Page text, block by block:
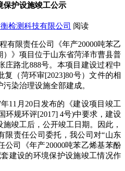
保护设施竣工公示
检测科技有限公司 阅读
有限责任公司《年产20000吨苯乙
）》项目 位于山东省菏泽市曹县普
庄路北888号。本项目 建设过程中
复 （菏环审[2023]80号）文件的相
污染治理设施全部建成。
年11 月 20日发布的《建设项目竣工
环规环评[2017] 4号)中要求 ，建设
竣工后，公开竣工日期。
因此，
限责任公司委托， 我公司对“山东
公司《年产20000吨苯乙烯基苯酚
建设的环境保护设施竣工情况作